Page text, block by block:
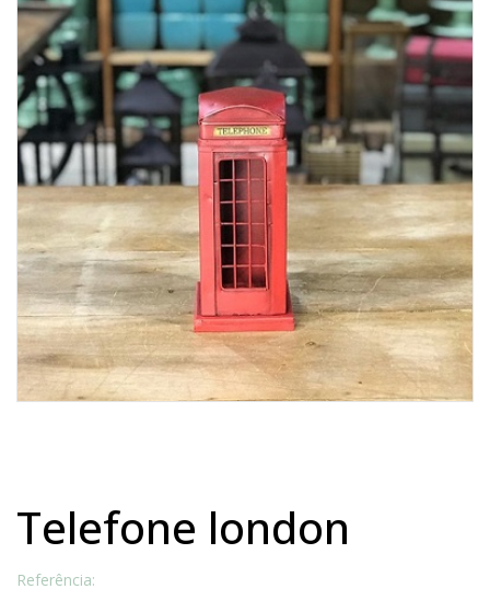
Lost Password
Cadastrar Conta
telefone london
Referência: